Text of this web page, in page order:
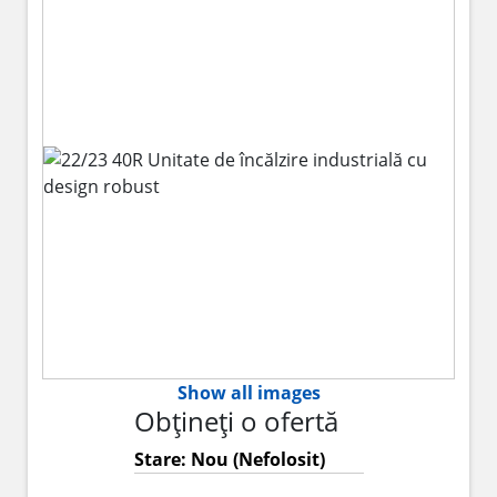
Show all images
Obțineți o ofertă
Stare: Nou (Nefolosit)